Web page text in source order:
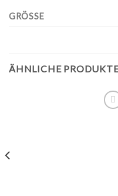
GRÖSSE
ÄHNLICHE